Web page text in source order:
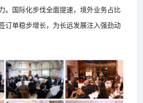
。国际化步伐全面提速，境外业务占比
订单稳步增长，为长远发展注入强劲动